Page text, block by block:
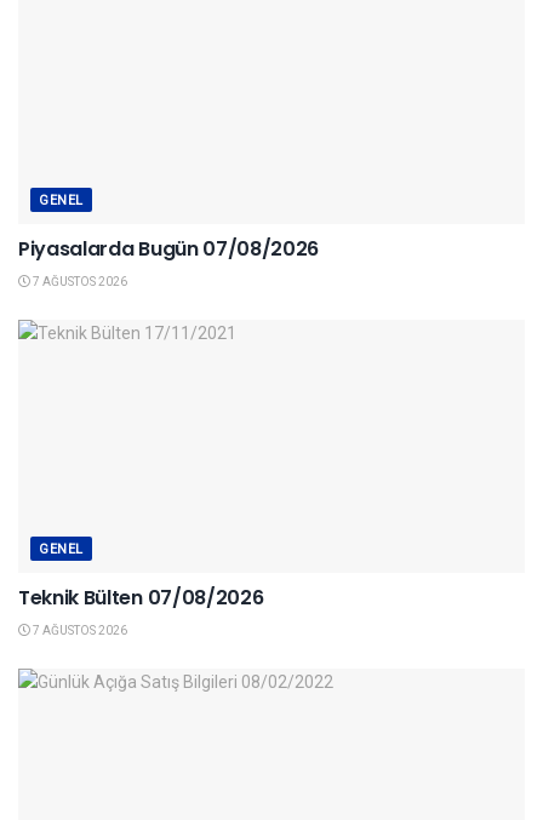
GENEL
Piyasalarda Bugün 07/08/2026
7 AĞUSTOS 2026
GENEL
Teknik Bülten 07/08/2026
7 AĞUSTOS 2026